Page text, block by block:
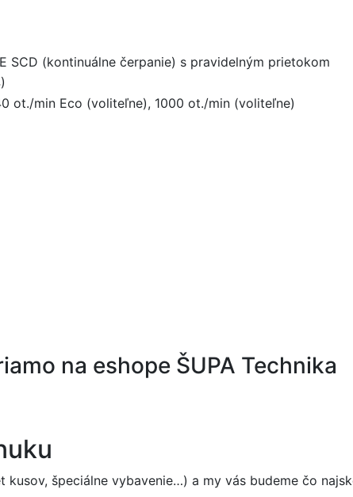
SCD (kontinuálne čerpanie) s pravidelným prietokom
ot./min Eco (voliteľne), 1000 ot./min (voliteľne)
na eshope ŠUPA Technika
špeciálne vybavenie…) a my vás budeme čo